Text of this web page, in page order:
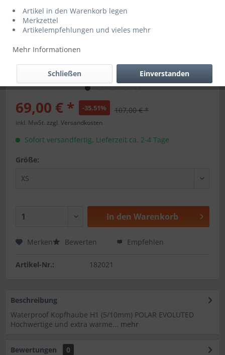
69,00 € * -35.51% 107,00 € *
inkl. MwSt. zzgl. Versandkosten
Sofort versandfertig, Lieferzeit ca. 2-4 Tage
Größe:
In den Warenkorb
Merken Bewerten Empfehlen
Artikel-Nr.: 182021
Beschreibung
Waterproof Kopfhaube H1 (5/10mm) POLAR EVOLUTED
Hochwertige und extra warme... mehr
Bewertungen
0
Artikel in den Warenkorb legen
Merkzettel
Artikelempfehlungen und vieles mehr
Mehr Informationen
Einverstanden
Schließen